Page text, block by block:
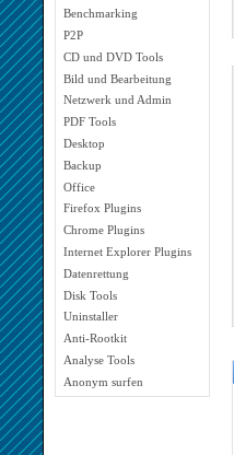
Benchmarking
P2P
CD und DVD Tools
Bild und Bearbeitung
Netzwerk und Admin
PDF Tools
Desktop
Backup
Office
Firefox Plugins
Chrome Plugins
Internet Explorer Plugins
Datenrettung
Disk Tools
Uninstaller
Anti-Rootkit
Analyse Tools
Anonym surfen